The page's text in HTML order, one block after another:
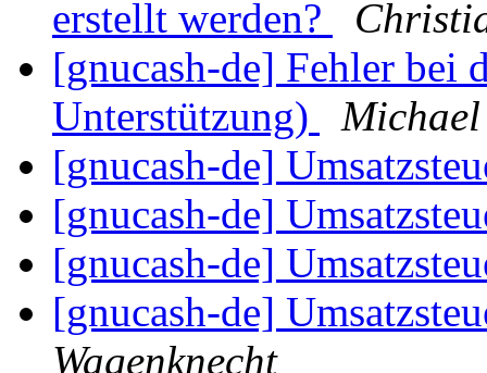
erstellt werden?
[gnucash-de] Fehler bei
Unterstützung)
[gnucash-de]
[gnucash-de]
[gnucash-de]
[gnucash-de]
Wagenknecht